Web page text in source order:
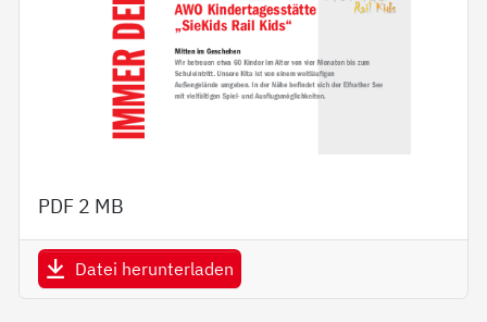
PDF 2 MB
Datei herunterladen